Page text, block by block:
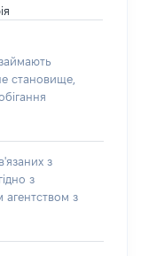
становище,
з
з
агентством з